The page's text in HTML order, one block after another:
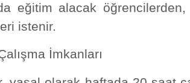
eğitim alacak
istenir.
İmkanları